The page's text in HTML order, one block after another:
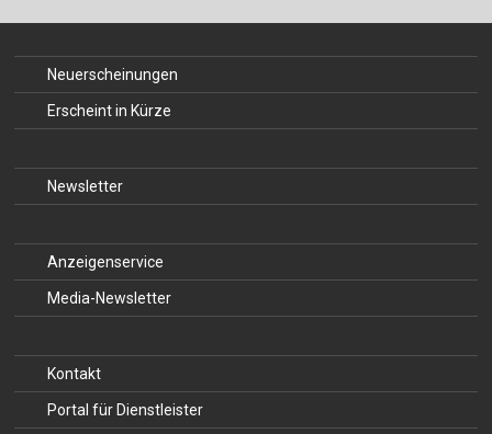
Neuerscheinungen
Erscheint in Kürze
Newsletter
Anzeigenservice
Media-Newsletter
Kontakt
Portal für Dienstleister